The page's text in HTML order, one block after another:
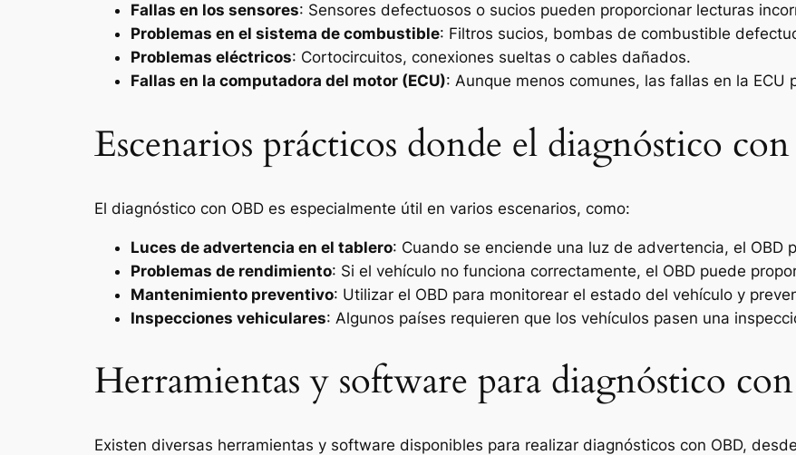
Fallas en los sensores: Sensores defectuosos o sucios pueden proporcionar lecturas
Problemas en el sistema de combustible: Filtros sucios, bombas de combustible
Problemas eléctricos: Cortocircuitos, conexiones sueltas o cables dañados.
Fallas en la computadora del motor (ECU): Aunque menos comunes, las fallas en la ECU
Escenarios prácticos donde el diagnóstico
El diagnóstico con OBD es especialmente útil en varios escenarios, como:
Luces de advertencia en el tablero: Cuando se enciende una luz de advertencia, el OBD
Problemas de rendimiento: Si el vehículo no funciona correctamente, el OBD puede
Mantenimiento preventivo: Utilizar el OBD para monitorear el estado del vehículo y
Inspecciones vehiculares: Algunos países requieren que los vehículos pasen una
Herramientas y software para diagnóstico
Existen diversas herramientas y software disponibles para realizar diagnósticos con OBD,